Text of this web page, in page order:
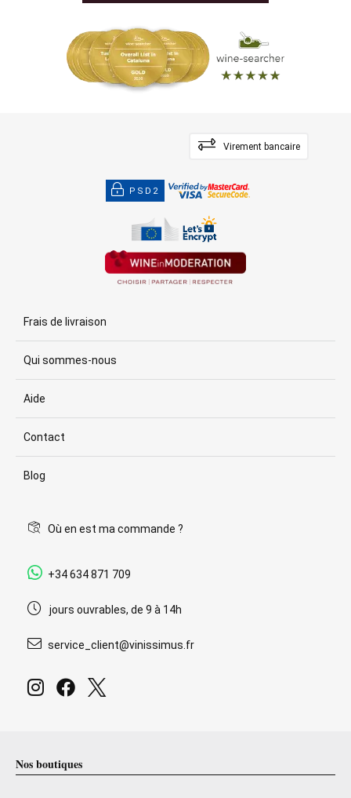
Virement bancaire
PSD2
Frais de livraison
Qui sommes-nous
Aide
Contact
Blog
Où en est ma commande ?
+34 634 871 709
jours ouvrables, de 9 à 14h
service_client@vinissimus.fr
Nos boutiques